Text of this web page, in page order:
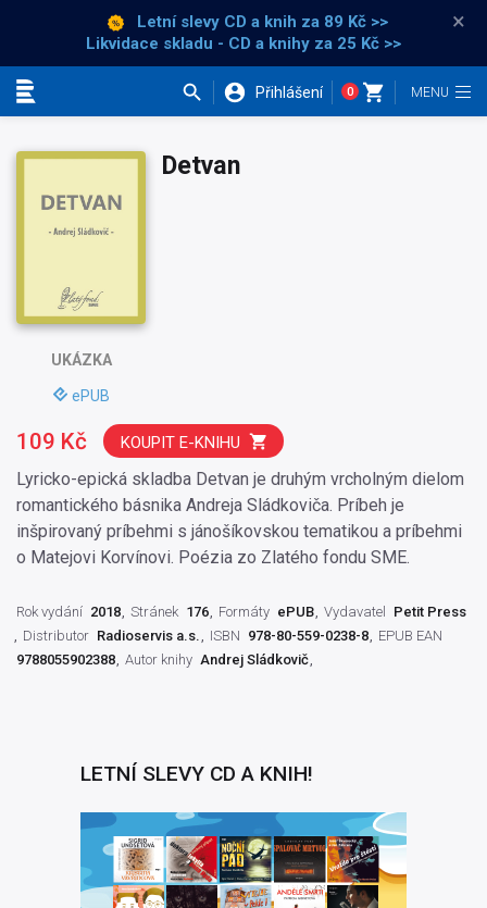
Letní slevy CD a knih za 89 Kč >>
Likvidace skladu - CD a knihy za 25 Kč >>
×
Přihlášení 0
UKÁZKA
ePUB
Detvan
Lyricko-epická skladba Detvan je druhým vrcholným dielom
romantického básnika Andreja Sládkoviča. Príbeh je
inšpirovaný príbehmi s jánošíkovskou tematikou a príbehmi
o Matejovi Korvínovi. Poézia zo Zlatého fondu SME.
109 Kč KOUPIT E-KNIHU
Rok vydání 2018 Stránek 176 Formáty ePUB Vydavatel
Petit Press
Distributor Radioservis a.s. ISBN 978-80-559-0238-8
EPUB EAN
9788055902388 Autor knihy Andrej Sládkovič
LETNÍ SLEVY CD A KNIH!